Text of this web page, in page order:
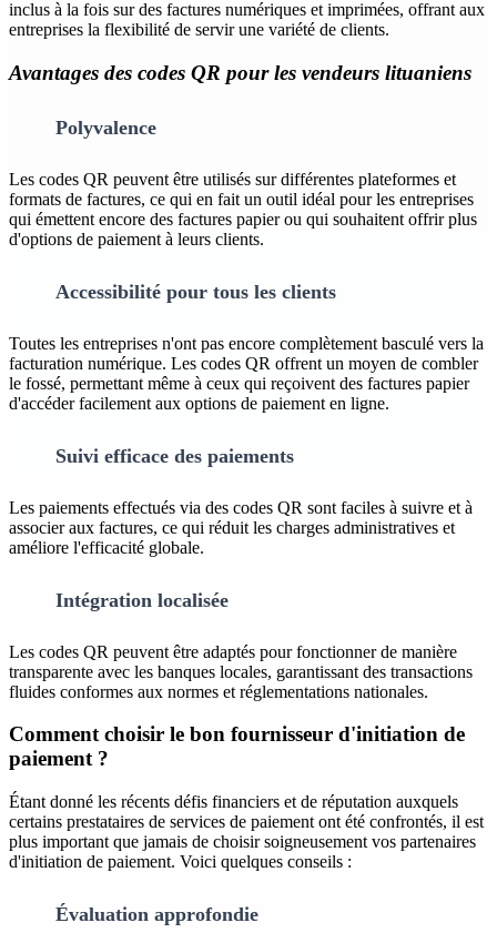
inclus à la fois sur des factures numériques et imprimées, offrant aux
entreprises la flexibilité de servir une variété de clients.
Avantages des codes QR pour les vendeurs lituaniens
Polyvalence
Les codes QR peuvent être utilisés sur différentes plateformes et
formats de factures, ce qui en fait un outil idéal pour les entreprises
qui émettent encore des factures papier ou qui souhaitent offrir plus
d'options de paiement à leurs clients.
Accessibilité pour tous les clients
Toutes les entreprises n'ont pas encore complètement basculé vers la
facturation numérique. Les codes QR offrent un moyen de combler
le fossé, permettant même à ceux qui reçoivent des factures papier
d'accéder facilement aux options de paiement en ligne.
Suivi efficace des paiements
Les paiements effectués via des codes QR sont faciles à suivre et à
associer aux factures, ce qui réduit les charges administratives et
améliore l'efficacité globale.
Intégration localisée
Les codes QR peuvent être adaptés pour fonctionner de manière
transparente avec les banques locales, garantissant des transactions
fluides conformes aux normes et réglementations nationales.
Comment choisir le bon fournisseur d'initiation de
paiement ?
Étant donné les récents défis financiers et de réputation auxquels
certains prestataires de services de paiement ont été confrontés, il est
plus important que jamais de choisir soigneusement vos partenaires
d'initiation de paiement. Voici quelques conseils :
Évaluation approfondie